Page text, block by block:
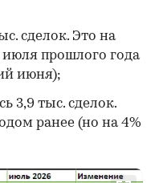
сделок. Это на
июля прошлого года
июня);
3,9 тыс. сделок.
ранее (но на 4%